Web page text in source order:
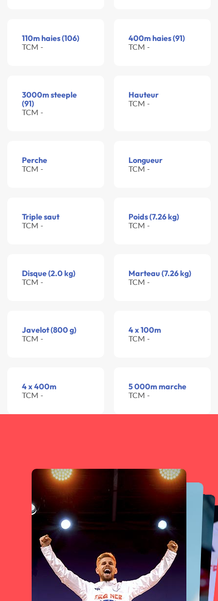
110m haies (106)
TCM -
400m haies (91)
TCM -
3000m steeple
(91)
TCM -
Hauteur
TCM -
Perche
TCM -
Longueur
TCM -
Triple saut
TCM -
Poids (7.26 kg)
TCM -
Disque (2.0 kg)
TCM -
Marteau (7.26 kg)
TCM -
Javelot (800 g)
TCM -
4 x 100m
TCM -
4 x 400m
TCM -
5 000m marche
TCM -